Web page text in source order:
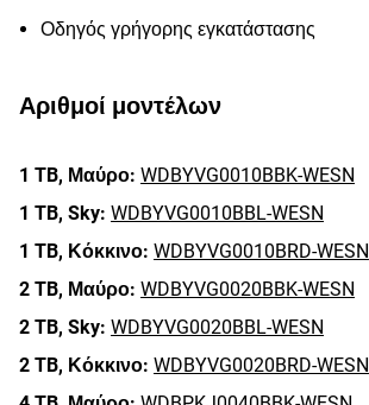
Οδηγός γρήγορης εγκατάστασης
Αριθμοί μοντέλων
1 TB, Μαύρο: WDBYVG0010BBK-WESN
1 TB, Sky: WDBYVG0010BBL-WESN
1 TB, Κόκκινο: WDBYVG0010BRD-WESN
2 TB, Μαύρο: WDBYVG0020BBK-WESN
2 TB, Sky: WDBYVG0020BBL-WESN
2 TB, Κόκκινο: WDBYVG0020BRD-WESN